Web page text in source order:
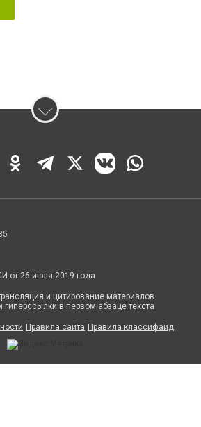
от 26 июля 2019 года
и цитирование материалов
гиперссылки в первом абзаце текста
Правила сайта Правила классифайд